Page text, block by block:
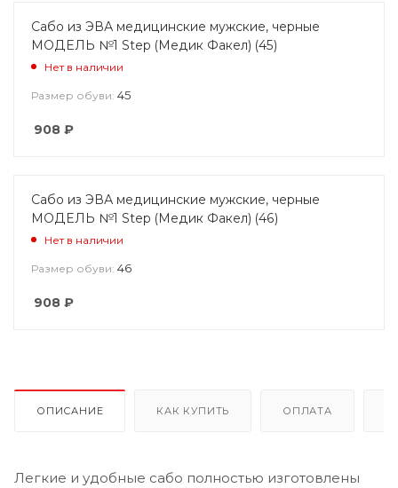
Сабо из ЭВА медицинские мужские, черные
МОДЕЛЬ №1 Step (Медик Факел) (45)
Нет в наличии
Размер обуви: 45
908 ₽
Сабо из ЭВА медицинские мужские, черные
МОДЕЛЬ №1 Step (Медик Факел) (46)
Нет в наличии
Размер обуви: 46
908 ₽
ОПИСАНИЕ КАК КУПИТЬ ОПЛАТА
Легкие и удобные сабо полностью изготовлены